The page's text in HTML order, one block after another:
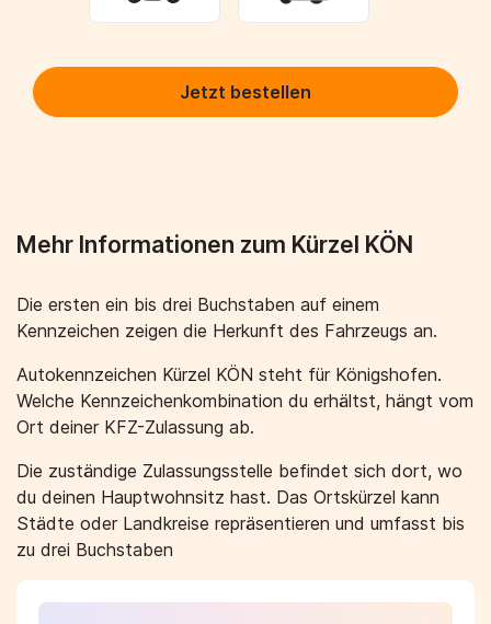
Jetzt bestellen
Mehr Informationen zum Kürzel KÖN
Die ersten ein bis drei Buchstaben auf einem
Kennzeichen zeigen die Herkunft des Fahrzeugs an.
Autokennzeichen Kürzel KÖN steht für Königshofen.
Welche Kennzeichenkombination du erhältst, hängt vom
Ort deiner KFZ-Zulassung ab.
Die zuständige Zulassungsstelle befindet sich dort, wo
du deinen Hauptwohnsitz hast. Das Ortskürzel kann
Städte oder Landkreise repräsentieren und umfasst bis
zu drei Buchstaben